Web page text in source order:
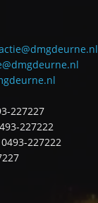
227227
227222
227222